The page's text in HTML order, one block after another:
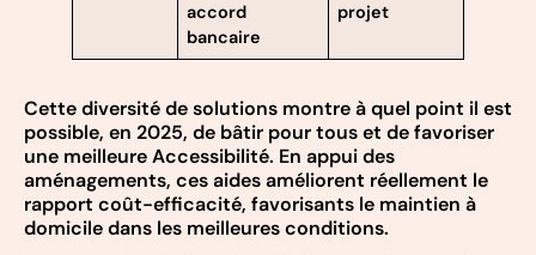
accord
bancaire
projet
Cette diversité de solutions montre à quel point il est
possible, en 2025, de bâtir pour tous et de favoriser
une meilleure Accessibilité. En appui des
aménagements, ces aides améliorent réellement le
rapport coût-efficacité, favorisants le maintien à
domicile dans les meilleures conditions.